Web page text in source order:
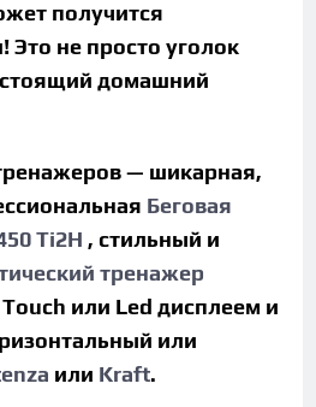
получится
не просто уголок
домашний
— шикарная,
Беговая
Ti2H , стильный и
тренажер
или Led дисплеем и
или
или Kraft.